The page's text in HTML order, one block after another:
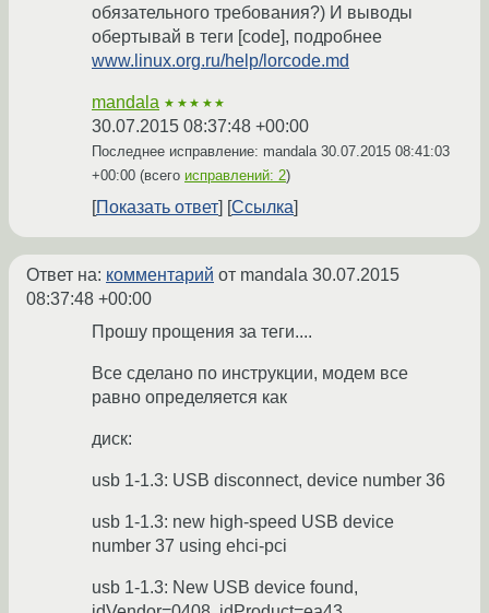
обязательного требования?) И выводы
обертывай в теги [code], подробнее
www.linux.org.ru/help/lorcode.md
mandala ★★★★★
30.07.2015 08:37:48 +00:00
Последнее исправление: mandala 30.07.2015 08:41:03
+00:00 (всего исправлений: 2)
Показать ответ Ссылка
Ответ на: комментарий от mandala 30.07.2015
08:37:48 +00:00
Прошу прощения за теги....
Все сделано по инструкции, модем все
равно определяется как
диск:
usb 1-1.3: USB disconnect, device number 36
usb 1-1.3: new high-speed USB device
number 37 using ehci-pci
usb 1-1.3: New USB device found,